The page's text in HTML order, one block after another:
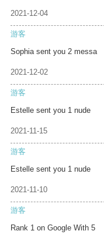
2021-12-04
游客
Sophia sent you 2 messa
2021-12-02
游客
Estelle sent you 1 nude
2021-11-15
游客
Estelle sent you 1 nude
2021-11-10
游客
Rank 1 on Google With 5